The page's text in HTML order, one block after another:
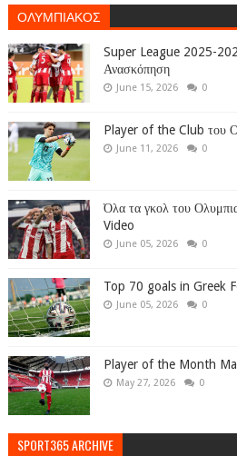
ΟΛΥΜΠΙΑΚΟΣ
Super League 2025-
Ανασκόπηση
June 15, 2026 0
Player of the Club του
June 11, 2026 0
Όλα τα γκολ του
Video
June 05, 2026 0
Top 70 goals in Greek
June 05, 2026 0
Player of the Month
May 27, 2026 0
SPORT365 ARCHIVE